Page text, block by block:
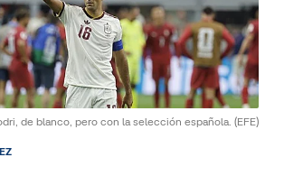
de blanco, pero con la selección española. (EFE)